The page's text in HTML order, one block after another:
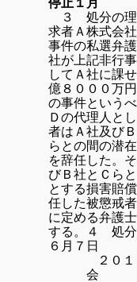
停止１月
３ 処分の理
求者Ａ株式会
事件の私選弁
社が上記非行
してＡ社に課
億８０００万
の事件という
Ｄの代理人と
者はＡ社及び
らとの間の潜
を辞任した。
びＢ社とＣら
とする損害賠
任した被懲戒
に定める弁護
する。４ 処
６月７日
２０
会